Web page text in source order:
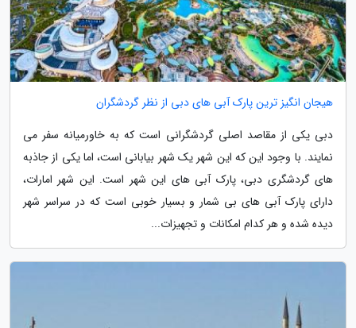
هیجان انگیز ترین پارک آبی های دبی از نظر گردشگران
دبی یکی از مقاصد اصلی گردشگرانی است که به خاورمیانه سفر می
نمایند. با وجود این که این شهر یک شهر بیابانی است، اما یکی از جاذبه
های گردشگری دبی، پارک آبی های این شهر است. این شهر امارات،
دارای پارک آبی های بی شمار و بسیار خوبی است که در سراسر شهر
دیده شده و هر کدام امکانات و تجهیزات...